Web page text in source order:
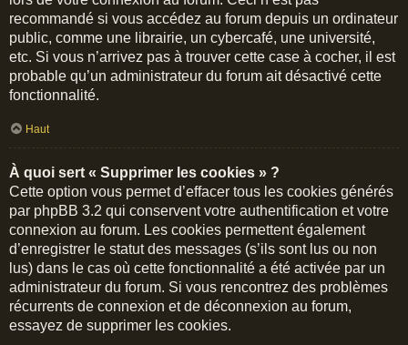
recommandé si vous accédez au forum depuis un ordinateur
public, comme une librairie, un cybercafé, une université,
etc. Si vous n’arrivez pas à trouver cette case à cocher, il est
probable qu’un administrateur du forum ait désactivé cette
fonctionnalité.
Haut
À quoi sert « Supprimer les cookies » ?
Cette option vous permet d’effacer tous les cookies générés
par phpBB 3.2 qui conservent votre authentification et votre
connexion au forum. Les cookies permettent également
d’enregistrer le statut des messages (s’ils sont lus ou non
lus) dans le cas où cette fonctionnalité a été activée par un
administrateur du forum. Si vous rencontrez des problèmes
récurrents de connexion et de déconnexion au forum,
essayez de supprimer les cookies.